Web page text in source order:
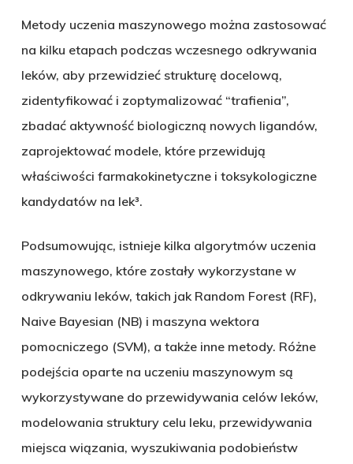
Metody uczenia maszynowego można zastosować
na kilku etapach podczas wczesnego odkrywania
leków, aby przewidzieć strukturę docelową,
zidentyfikować i zoptymalizować “trafienia”,
zbadać aktywność biologiczną nowych ligandów,
zaprojektować modele, które przewidują
właściwości farmakokinetyczne i toksykologiczne
kandydatów na lek³.
Podsumowując, istnieje kilka algorytmów uczenia
maszynowego, które zostały wykorzystane w
odkrywaniu leków, takich jak Random Forest (RF),
Naive Bayesian (NB) i maszyna wektora
pomocniczego (SVM), a także inne metody. Różne
podejścia oparte na uczeniu maszynowym są
wykorzystywane do przewidywania celów leków,
modelowania struktury celu leku, przewidywania
miejsca wiązania, wyszukiwania podobieństw